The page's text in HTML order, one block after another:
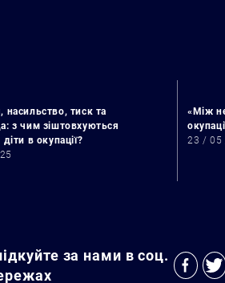
насильство, тиск та
з чим зіштовхуються
діти в окупації?
«Між
23 / 05
за нами в соц.